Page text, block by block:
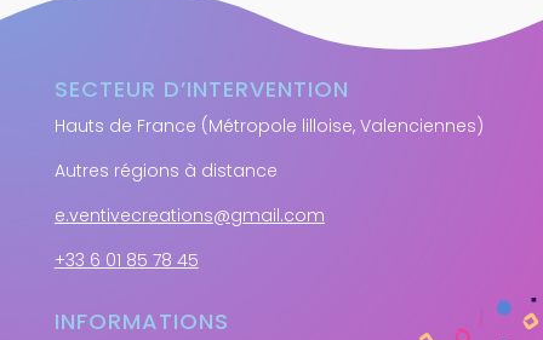
SECTEUR D’INTERVENTION
Hauts de France (Métropole lilloise, Valenciennes)
Autres régions à distance
e.ventivecreations@gmail.com
+33 6 01 85 78 45
INFORMATIONS